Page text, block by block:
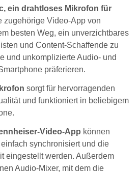
ein drahtloses Mikrofon für
zugehörige Video-App von
besten Weg, ein unverzichtbares
und Content-Schaffende zu
und unkomplizierte Audio- und
präferieren.
sorgt für hervorragenden
und funktioniert in beliebigem
Video-App können
synchronisiert und die
eingestellt werden. Außerdem
Audio-Mixer, mit dem die